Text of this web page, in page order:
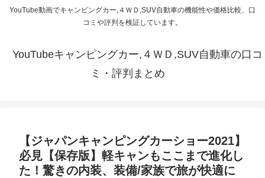
YouTube動画でキャンピングカー,４ＷＤ,SUV自動車の機能性や価格比較、口
コミや評判を検証しています。
YouTubeキャンピングカー,４ＷＤ,SUV自動車の口コ
ミ・評判まとめ
【ジャパンキャンピングカーショー2021】
必見【保存版】軽キャンもここまで進化し
た！驚きの内装、装備/家族で旅が快適に